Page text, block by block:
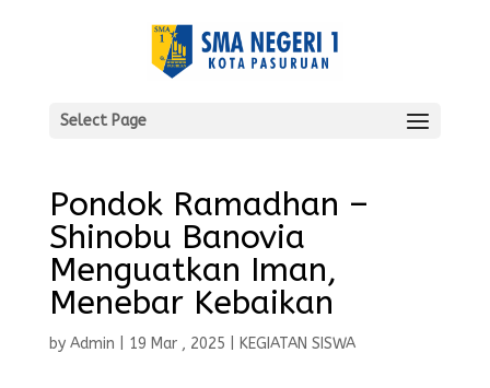
Select Page
Pondok Ramadhan –
Shinobu Banovia
Menguatkan Iman,
Menebar Kebaikan
by Admin 19 Mar , 2025 KEGIATAN SISWA